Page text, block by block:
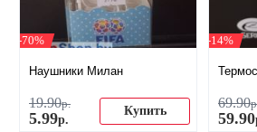
-70%
Наушники Милан
19.90р.
5.99р.
Купить
-14%
69.90
59.90